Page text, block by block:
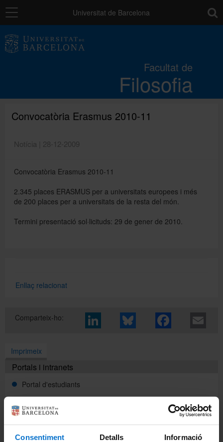
Consentiment Detalls Informació
Navegació Universitat de Barcelona
Facultat de
Filosofia
Estudis
Recerca i innovació
Relacions externes
English
Convocatòria Erasmus 2010-11
Notícia | 28-12-2009
Convocatòria Erasmus 2010-11
2.345 places ERASMUS per a universitats europees i més
de 200 places per a universitats de la resta del món.
Termini presentació sol·licituds: 29 de gener de 2010.
Enllaç relacionat
Comparteix-ho:
Imprimeix
Portals i intranets
Portal d'estudiants
Intranet UB (PDI i PTGAS)
Campus Virtual